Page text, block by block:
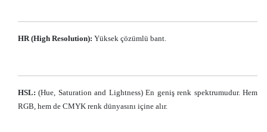
HR (High Resolution): Yüksek çözümlü bant.
HSL: (Hue, Saturation and Lightness) En geniş renk spektrumudur. Hem
RGB, hem de CMYK renk dünyasını içine alır.